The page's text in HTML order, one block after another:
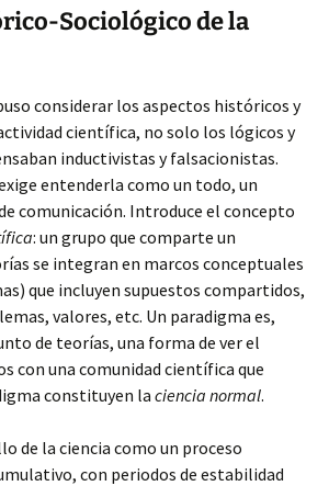
Sociológico de la
considerar los aspectos históricos y
científica, no solo los lógicos y
inductivistas y falsacionistas.
entenderla como un todo, un
comunicación. Introduce el concepto
: un grupo que comparte un
se integran en marcos conceptuales
que incluyen supuestos compartidos,
valores, etc. Un paradigma es,
de teorías, una forma de ver el
con una comunidad científica que
constituyen la ciencia normal.
de la ciencia como un proceso
con periodos de estabilidad